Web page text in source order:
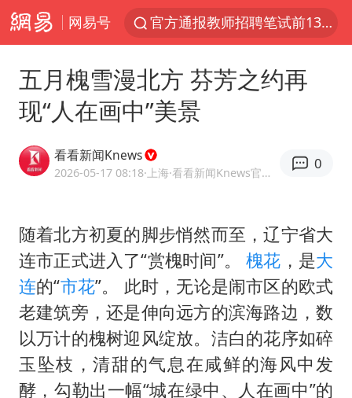
网易号
官方通报教师招聘笔试前13名被淘汰
A股三大股指收涨
宇树科技中一签需缴款7.54万元
四川宜宾市高县发生4.9级地震
“立秋的第一杯奶茶”又爆单了
国防部：中国军队坚决反制任何闹海挑衅图谋
台湾海峡南口北上船舶实施交通管制
方程豹钛9新车申报
瑞众保险员工爆料公司违规行为
五月槐雪漫北方 芬芳之约再
现“人在画中”美景
看看新闻Knews
2026-05-17 08:18·上海 ·看看新闻Knews官方网易号
0
随着北方初夏的脚步悄然而至，辽宁省大
连市正式进入了“赏槐时间”。槐花 ，是大
连的“市花”。 此时，无论是闹市区的欧式
老建筑旁，还是伸向远方的滨海路边，数
以万计的槐树迎风绽放。洁白的花序如碎
玉坠枝，清甜的气息在咸鲜的海风中发
酵，勾勒出一幅“城在绿中、人在画中”的